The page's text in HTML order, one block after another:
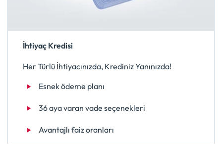
İhtiyaç Kredisi
Her Türlü İhtiyacınızda, Krediniz Yanınızda!
Esnek ödeme planı
36 aya varan vade seçenekleri
Avantajlı faiz oranları